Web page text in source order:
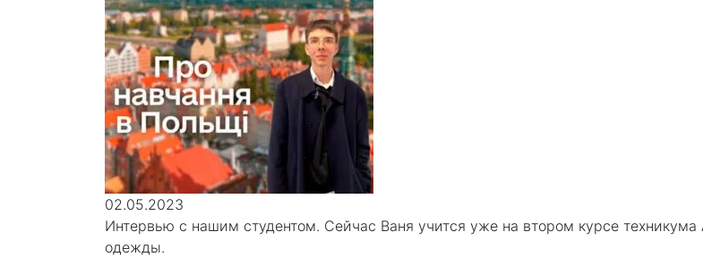
02.05.2023
Интервью с нашим студентом. Сейчас Ваня учится уже на втором курсе
одежды.